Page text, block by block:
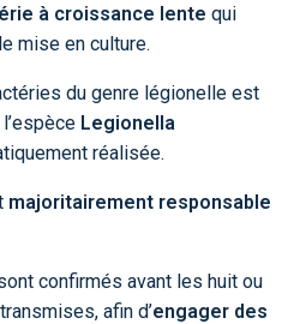
à croissance lente qui
mise en culture.
du genre légionelle est
Legionella
réalisée.
majoritairement responsable
confirmés avant les huit ou
afin d’engager des